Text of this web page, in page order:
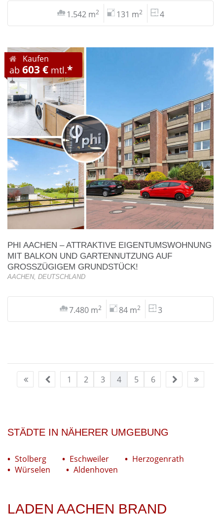
1.542 m2 131 m2 4
Kaufen
ab 603 € mtl.*
PHI AACHEN – ATTRAKTIVE EIGENTUMSWOHNUNG
MIT BALKON UND GARTENNUTZUNG AUF
GROSSZÜGIGEM GRUNDSTÜCK!
AACHEN, DEUTSCHLAND
7.480 m2 84 m2 3
1 2 3 4 5 6
STÄDTE IN NÄHERER UMGEBUNG
Stolberg Eschweiler
Herzogenrath
Würselen
Aldenhoven
LADEN AACHEN BRAND